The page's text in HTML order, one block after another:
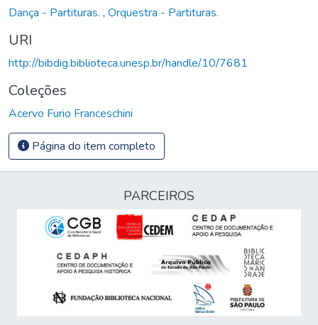
Dança - Partituras. , Orquestra - Partituras.
URI
http://bibdig.biblioteca.unesp.br/handle/10/7681
Coleções
Acervo Furio Franceschini
Página do item completo
PARCEIROS